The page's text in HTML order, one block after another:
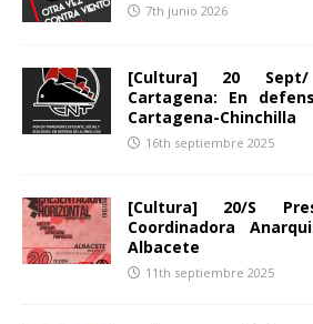
7th junio 2026
[Cultura] 20
Cartagena: En
Cartagena-Chinchilla
16th septiembre 2025
[Cultura] 20/S
Coordinadora
Albacete
11th septiembre 2025